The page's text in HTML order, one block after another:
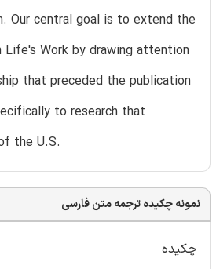
Our central goal is to extend the
Work by drawing attention
that preceded the publication
to research that
the U.S.
نمونه چکیده ترجمه متن فارسی
چکیده